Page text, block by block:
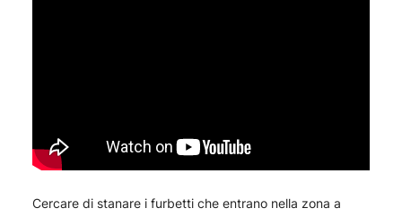
Cercare di stanare i furbetti che entrano nella zona a